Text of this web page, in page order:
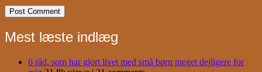
Mest læste indlæg
6 råd, som har gjort livet med små børn meget dejligere for